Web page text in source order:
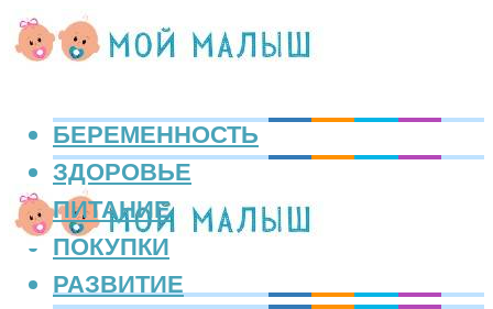
БЕРЕМЕННОСТЬ
ЗДОРОВЬЕ
ПИТАНИЕ
ПОКУПКИ
РАЗВИТИЕ